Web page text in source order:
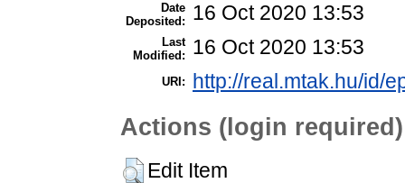
Date
Deposited:
16 Oct 2020 13:53
Last
Modified:
16 Oct 2020 13:53
URI: http://real.mtak.hu/id/
Actions (login required)
Edit Item